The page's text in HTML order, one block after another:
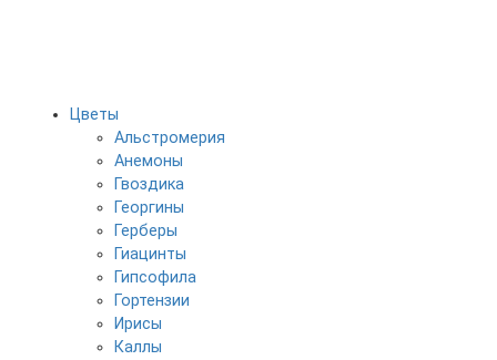
Цветы
Альстромерия
Анемоны
Гвоздика
Георгины
Герберы
Гиацинты
Гипсофила
Гортензии
Ирисы
Каллы